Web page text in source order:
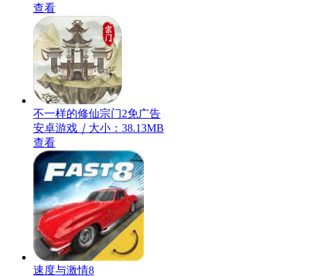
查看
不一样的修仙宗门2免广告
安卓游戏 ｜ 大小：38.13MB
查看
速度与激情8